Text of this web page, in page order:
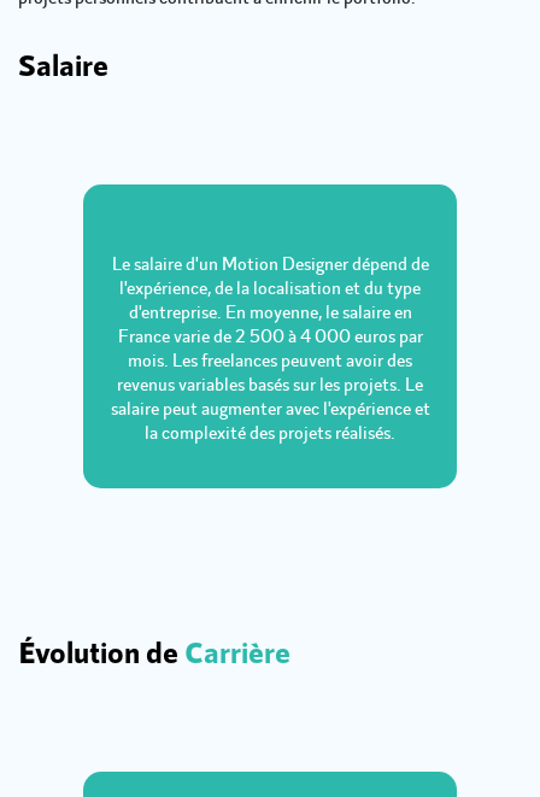
Salaire
Le salaire d'un Motion Designer dépend de
l'expérience, de la localisation et du type
d'entreprise. En moyenne, le salaire en
France varie de 2 500 à 4 000 euros par
mois. Les freelances peuvent avoir des
revenus variables basés sur les projets. Le
salaire peut augmenter avec l'expérience et
la complexité des projets réalisés.
Évolution de Carrière